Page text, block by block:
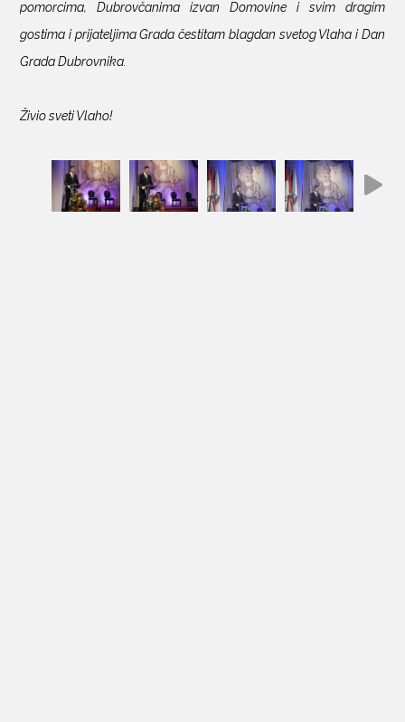
pomorcima, Dubrovčanima izvan Domovine i svim dragim
gostima i prijateljima Grada čestitam blagdan svetog Vlaha i Dan
Grada Dubrovnika.
Živio sveti Vlaho!